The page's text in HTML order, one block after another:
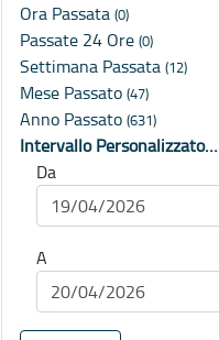
Ora Passata (0)
Passate 24 Ore (0)
Settimana Passata (12)
Mese Passato (47)
Anno Passato (631)
Intervallo Personalizzato…
Da
A